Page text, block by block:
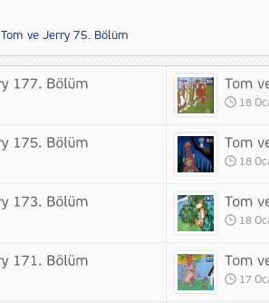
Tom ve Jerry 75. Bölüm
18
18
18
17